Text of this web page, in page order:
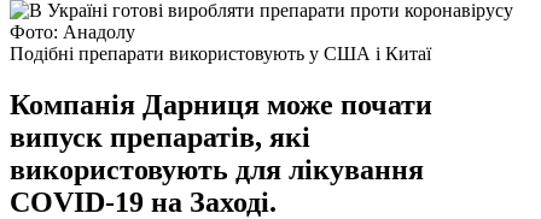
Фото: Анадолу
Подібні препарати використовують у США і Китаї
Компанія Дарниця може почати
випуск препаратів, які
використовують для лікування
COVID-19 на Заході.